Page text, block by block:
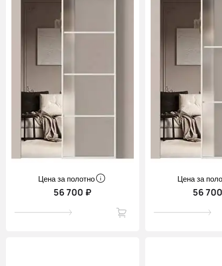
Цена за полотно
56 700 ₽
Цена за
56